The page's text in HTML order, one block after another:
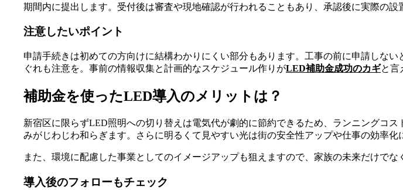
期間内に提出します。受付後は審査や現地確認が行われることもあり、承認後に実際の
注意したいポイント
申請手続きは初めての方向けに結構わかりにくい部分もあります。工事の前に申請しな
ぐれも注意を。事前の情報収集と計画的なスケジュール作りがLED補助金成功のカギと言
補助金を使ったLED導入のメリットは？
新宿区に限らずLED照明への切り替えは電気代が劇的に節約できるため、ランニングコ
みがじわじわ和らぎます。さらに明るくて見やすい光は街の安全性アップや仕事の効率
また、環境に配慮した事業としてのイメージアップも狙えますので、家族の未来だけでな
導入後のフォローもチェック